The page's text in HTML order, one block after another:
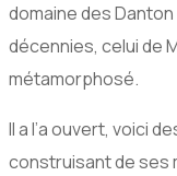
domaine des
décennies, celui de
métamorphosé.
Il a l’a ouvert, voici
construisant de ses